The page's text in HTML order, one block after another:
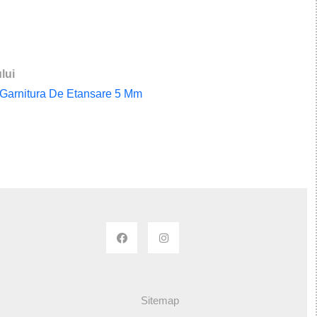
De Etansare 5 Mm
Sitemap